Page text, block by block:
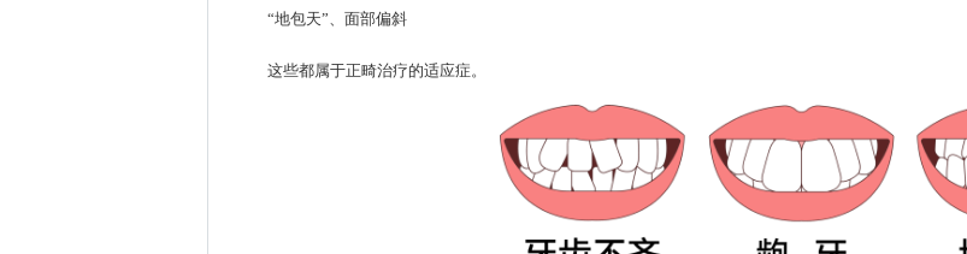
“地包天”、面部偏斜
这些都属于正畸治疗的适应症。